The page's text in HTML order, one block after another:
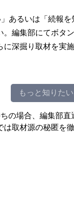
あるいは「続報
編集部にてボタ
深掘り取材を実
もっと知りたい
の場合、編集部
取材源の秘匿を徹